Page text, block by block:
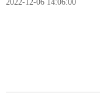
2022-12-06 14:06:00